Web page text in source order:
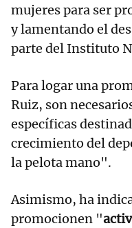
mujeres para ser
y lamentando el
parte del Instituto
Para logar una
Ruiz, son
específicas
crecimiento del
la pelota mano".
Asimismo, ha
promocionen "